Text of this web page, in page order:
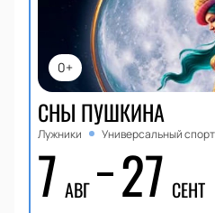
0+
СНЫ ПУШКИНА
Лужники Универсальный
7 АВГ 27 СЕНТ